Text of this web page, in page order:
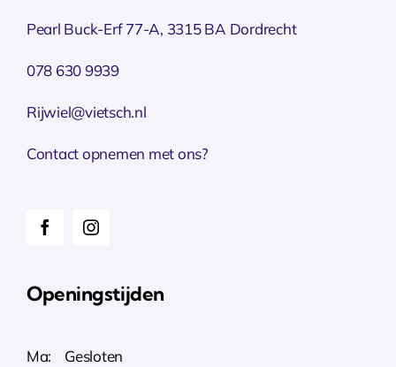
Pearl Buck-Erf 77-A, 3315 BA Dordrecht
078 630 9939
Rijwiel@vietsch.nl
Contact opnemen met ons?
Openingstijden
Ma: Gesloten